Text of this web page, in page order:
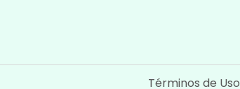
Términos de Uso